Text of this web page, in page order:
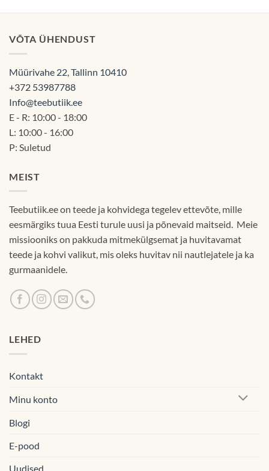
60.00€
VÕTA ÜHENDUST
Müürivahe 22, Tallinn 10410
+372 53987788
Info@teebutiik.ee
E - R: 10:00 - 18:00
L: 10:00 - 16:00
P: Suletud
MEIST
Teebutiik.ee on teede ja kohvidega tegelev ettevõte, mille
eesmärgiks tuua Eesti turule uusi ja põnevaid maitseid. Meie
missiooniks on pakkuda mitmekülgsemat ja huvitavamat
teede ja kohvi valikut, mis oleks huvitav nii nautlejatele ja ka
gurmaanidele.
LEHED
Kontakt
Minu konto
Blogi
E-pood
Uudised